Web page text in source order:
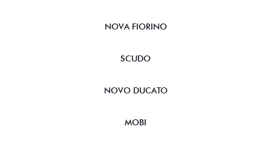
NOVA FIORINO
SCUDO
NOVO DUCATO
MOBI